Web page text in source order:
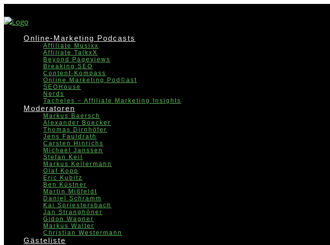
Online-Marketing Podcasts
Affiliate Musixx
Affiliate TalkxX
Beyond Pageviews
Breaking SEO
Content-Kompass
Online Marketing Pod©ast
SEOHouse
Nerds
Tacheles – Affiliate Marketing Insights
Moderatoren
Markus Baersch
Alexander Boecker
Thomas Dirnhöfer
Jens Fauldrath
Carsten Hinrichs
Michael Janssen
Stefan Keil
Markus Kellermann
Olaf Kopp
Eric Kubitz
Ben Küstner
Martin Mißfeldt
Daniel Schramm
Kai Spriestersbach
Jan Stranghöner
Gidon Wagner
Markus Walter
Christian Westermann
Gästeliste